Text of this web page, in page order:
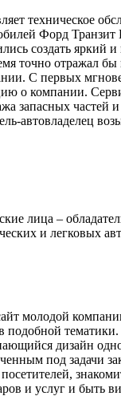
техническое
Форд
создать яркий
точно отражал
С первых
о компании.
запасных частей
автовладелец
лица –
и легковых
молодой
подобной
дизайн
под задачи
и услуг и быть